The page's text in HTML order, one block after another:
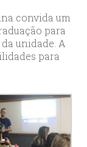
convida um
para
unidade. A
para